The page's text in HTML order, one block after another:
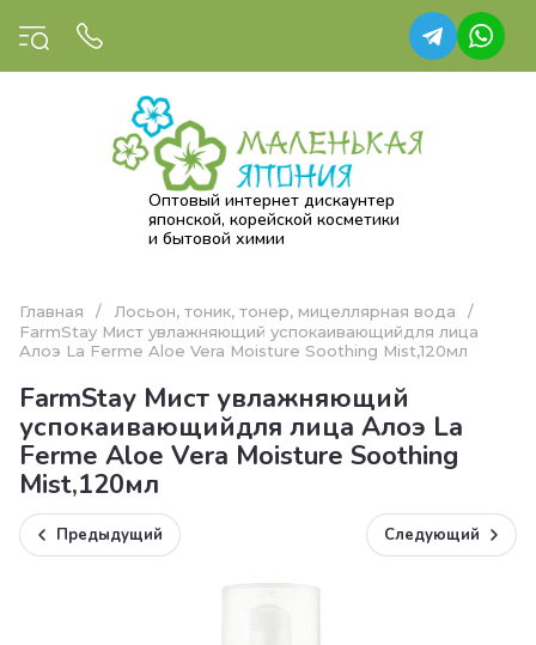
Оптовый интернет дискаунтер
японской, корейской косметики
и бытовой химии
Главная / Лосьон, тоник, тонер, мицеллярная вода
/
FarmStay Мист увлажняющий успокаивающийдля лица
Алоэ La Ferme Aloe Vera Moisture Soothing Mist,120мл
FarmStay Мист увлажняющий
успокаивающийдля лица Алоэ La
Ferme Aloe Vera Moisture Soothing
Mist,120мл
Предыдущий Следующий